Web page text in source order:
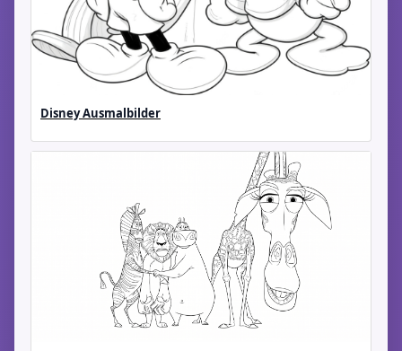
Disney Ausmalbilder